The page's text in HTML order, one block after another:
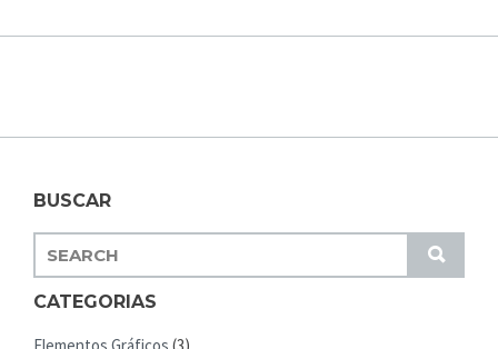
BUSCAR
S
U
A
CATEGORIAS
Elementos Gráficos (3)